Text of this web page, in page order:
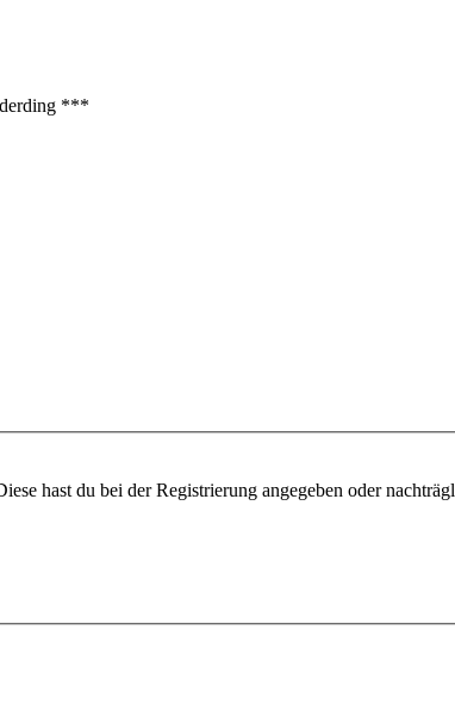
***
hast du bei der Registrierung angegeben oder